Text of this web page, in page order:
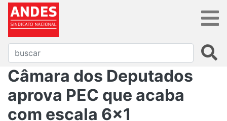
Câmara dos Deputados
aprova PEC que acaba
com escala 6x1